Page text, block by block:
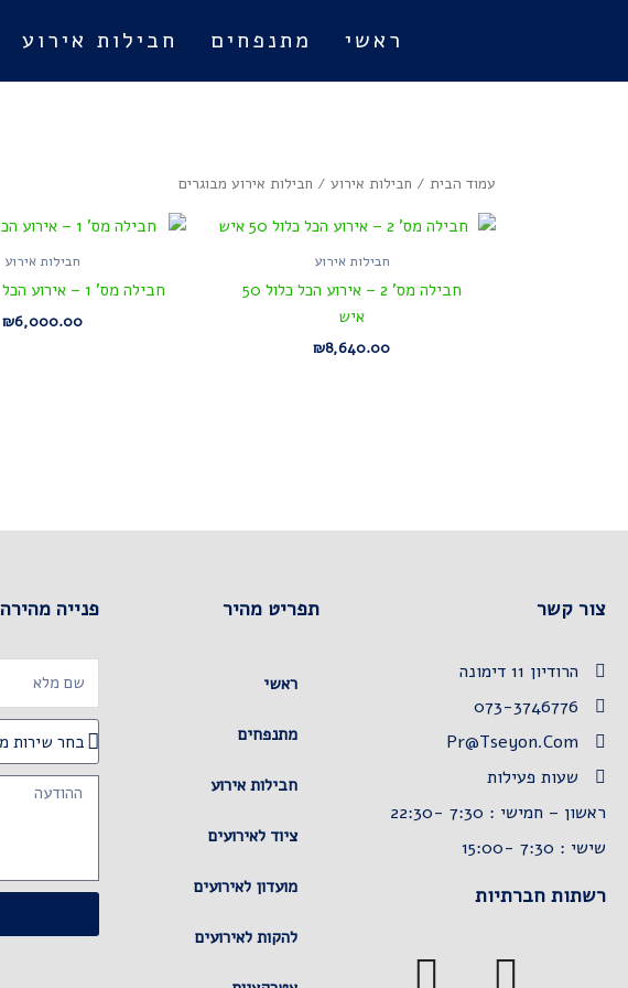
ראשי מתנפחים חבילות אירוע
עמוד הבית / חבילות אירוע / חבילות אירוע מבוגרים
חבילות אירוע
חבילה מס' 2 – אירוע הכל כלול 50
איש
₪8,640.00
חבילות אירוע
חבילה מס' 1 – אירוע הכל כלול 25 איש
₪6,000.00
צור קשר
הרודיון 11 דימונה
073-3746776
Pr@tseyon.com
שעות פעילות
ראשון – חמישי : 7:30 -22:30
שישי : 7:30 -15:00
רשתות חברתיות
תפריט מהיר
ראשי
מתנפחים
חבילות אירוע
ציוד לאירועים
מועדון לאירועים
להקות לאירועים
פנייה מהירה
שירות
מבוקשת
Message